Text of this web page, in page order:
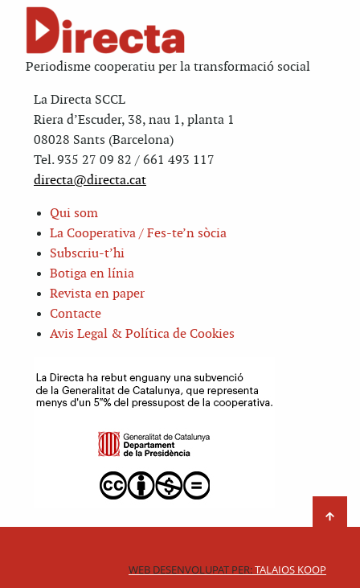
Periodisme cooperatiu per la transformació social
La Directa SCCL
Riera d’Escuder, 38, nau 1, planta 1
08028 Sants (Barcelona)
Tel. 935 27 09 82 / 661 493 117
directa@directa.cat
Qui som
La Cooperativa / Fes-te’n sòcia
Subscriu-t’hi
Botiga en línia
Revista en paper
Contacte
Avis Legal & Política de Cookies
WEB DESENVOLUPAT PER:TALAIOS KOOP